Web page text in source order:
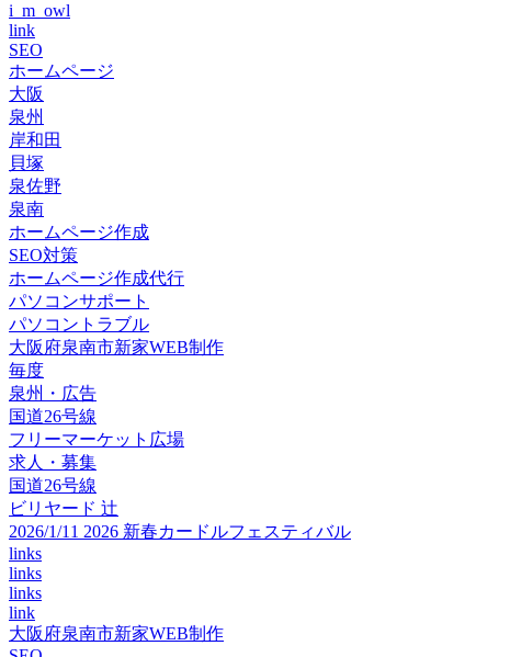
i_m_owl
link
SEO
ホームページ
大阪
泉州
岸和田
貝塚
泉佐野
泉南
ホームページ作成
SEO対策
ホームページ作成代行
パソコンサポート
パソコントラブル
大阪府泉南市新家WEB制作
毎度
泉州・広告
国道26号線
フリーマーケット広場
求人・募集
国道26号線
ビリヤード 辻
2026/1/11 2026 新春カードルフェスティバル
links
links
links
link
大阪府泉南市新家WEB制作